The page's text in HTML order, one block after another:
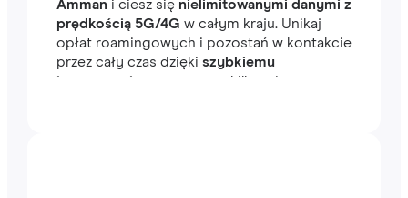
Ammani ciesz się nielimitowanymi danymi z
prędkością 5G/4G w całym kraju. Unikaj
opłat roamingowych i pozostań w kontakcie
przez cały czas dzięki szybkiemu
internetowi , gotowemu w kilka minut za